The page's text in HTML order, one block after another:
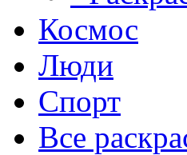
Космос
Люди
Спорт
Все